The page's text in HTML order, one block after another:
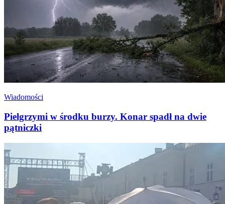
Wiadomości
Pielgrzymi w środku burzy. Konar spadł na dwie
pątniczki